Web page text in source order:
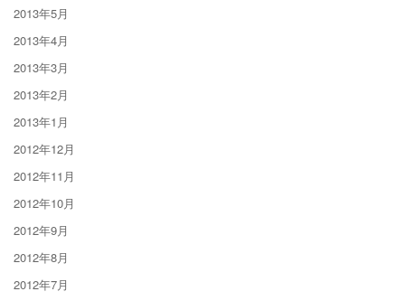
2013年5月
2013年4月
2013年3月
2013年2月
2013年1月
2012年12月
2012年11月
2012年10月
2012年9月
2012年8月
2012年7月